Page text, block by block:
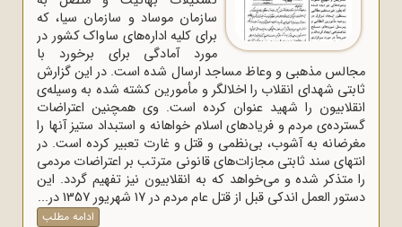
سازمان موساد و سازمان سیا، که
برای کلیه اداره‌های ساواک‌ کشور در
مورد آمادگی برای برخورد با
مجالس مذهبی و وعاظ مساجد ارسال شده است. در این گزارش
ثابتی شهدای انقلاب را اخلالگر و مأمورین کشته شده به وسیله‌ی
انقلابیون را شهید عنوان کرده است. وی همچنین اعتراضات
گسترده‌ی مردم و فریادهای اسلام خواهانه و استبداد ستیز آنها را
مغرضانه به آشوب، بی‌نظمی و قتل و غارت تعبیر کرده است. در
انتهای سند ثابتی مجازات‌های قانونی مترتب بر اعتراضات مردمی
را متذکر شده و می‌خواهد که به انقلابیون نیز تفهیم گردد. این
دستور العمل اندکی قبل از قتل عام مردم در 17 شهریور 1357 در...
ادامه مطلب